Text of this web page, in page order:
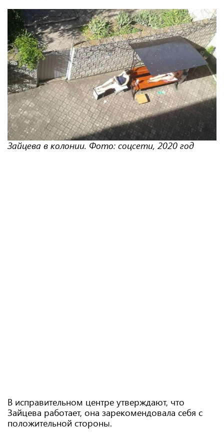
Зайцева в колонии. Фото: соцсети, 2020 год
В исправительном центре утверждают, что
Зайцева работает, она зарекомендовала себя с
положительной стороны.